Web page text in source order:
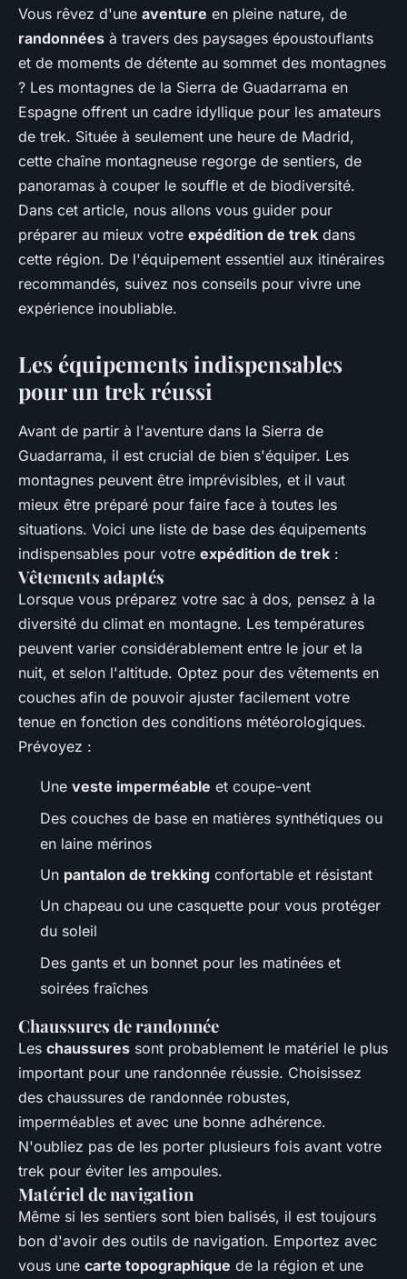
Comment organiser une
expédition de trek dans les
montagnes de la Sierra de
Guadarrama, Espagne :
équipements et itinéraires ?
Naël•4 juillet 2024•6 min de lecture
Vous rêvez d'une aventure en pleine nature, de
randonnées à travers des paysages époustouflants
et de moments de détente au sommet des montagnes
? Les montagnes de la Sierra de Guadarrama en
Espagne offrent un cadre idyllique pour les amateurs
de trek. Située à seulement une heure de Madrid,
cette chaîne montagneuse regorge de sentiers, de
panoramas à couper le souffle et de biodiversité.
Dans cet article, nous allons vous guider pour
préparer au mieux votre expédition de trek dans
cette région. De l'équipement essentiel aux itinéraires
recommandés, suivez nos conseils pour vivre une
expérience inoubliable.
Les équipements indispensables
pour un trek réussi
Avant de partir à l'aventure dans la Sierra de
Guadarrama, il est crucial de bien s'équiper. Les
montagnes peuvent être imprévisibles, et il vaut
mieux être préparé pour faire face à toutes les
situations. Voici une liste de base des équipements
indispensables pour votre expédition de trek :
Vêtements adaptés
Lorsque vous préparez votre sac à dos, pensez à la
diversité du climat en montagne. Les températures
peuvent varier considérablement entre le jour et la
nuit, et selon l'altitude. Optez pour des vêtements en
couches afin de pouvoir ajuster facilement votre
tenue en fonction des conditions météorologiques.
Prévoyez :
Une veste imperméable et coupe-vent
Des couches de base en matières synthétiques ou
en laine mérinos
Un pantalon de trekking confortable et résistant
Un chapeau ou une casquette pour vous protéger
du soleil
Des gants et un bonnet pour les matinées et
soirées fraîches
Chaussures de randonnée
Les chaussures sont probablement le matériel le plus
important pour une randonnée réussie. Choisissez
des chaussures de randonnée robustes,
imperméables et avec une bonne adhérence.
N'oubliez pas de les porter plusieurs fois avant votre
trek pour éviter les ampoules.
Matériel de navigation
Même si les sentiers sont bien balisés, il est toujours
bon d'avoir des outils de navigation. Emportez avec
vous une carte topographique de la région et une